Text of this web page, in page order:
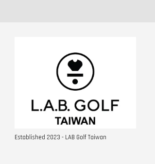
Established 2023 - LAB Golf Taiwan